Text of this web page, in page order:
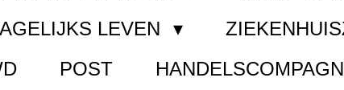
LEVEN
POST